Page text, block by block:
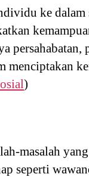
ke
persahabatan,
menciptakan
)
masalah
seperti